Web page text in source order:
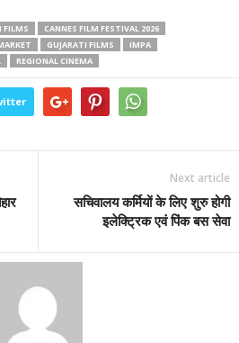
FILMS
CANNES FILM FESTIVAL 2026
GUJARATI FILMS
IMPA
REGIONAL CINEMA
Next article
सचिवालय कर्मियों के लिए शुरु होगी
इलेक्ट्रिक एवं पिंक बस सेवा